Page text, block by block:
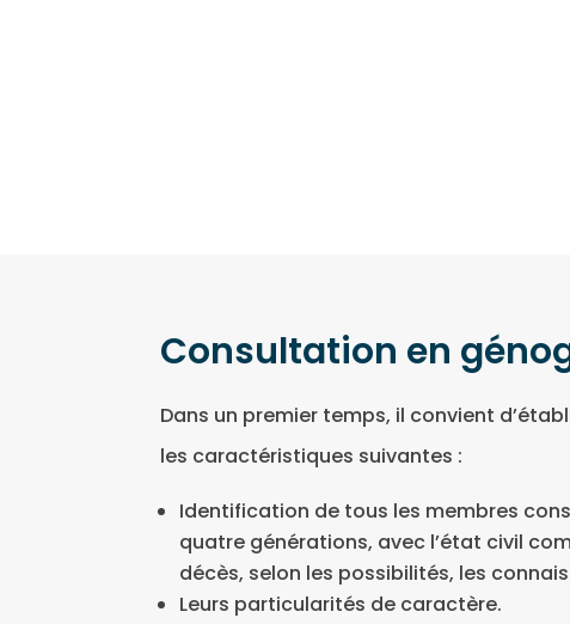
Consultation en
Dans un premier temps, il convient
les caractéristiques suivantes :
Identification de tous les membres
quatre générations, avec l’état civil
décès, selon les possibilités, les
Leurs particularités de caractère.